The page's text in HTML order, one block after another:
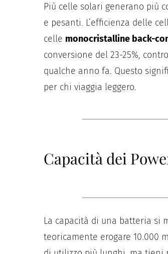
Più celle solari generano più
e pesanti. L’efficienza delle
celle monocristalline back-
conversione del 23-25%,
qualche anno fa. Questo
per chi viaggia leggero.
Capacità dei
La capacità di una batteria si
teoricamente erogare 10.000